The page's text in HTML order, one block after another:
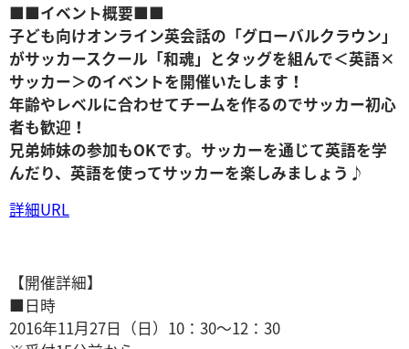
■■イベント概要■■
子ども向けオンライン英会話の「グローバルクラウン」
がサッカースクール「和魂」とタッグを組んで＜英語×
サッカー＞のイベントを開催いたします！
年齢やレベルに合わせてチームを作るのでサッカー初心
者も歓迎！
兄弟姉妹の参加もOKです。サッカーを通じて英語を学
んだり、英語を使ってサッカーを楽しみましょう♪
詳細URL
【開催詳細】
■日時
2016年11月27日（日）10：30～12：30